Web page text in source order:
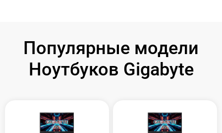
Популярные модели
Ноутбуков Gigabyte